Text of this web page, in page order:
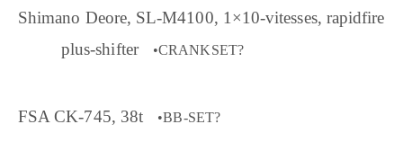
Shimano Deore, SL-M4100, 1×10-vitesses, rapidfire
plus-shifter•CRANKSET?
FSA CK-745, 38t •BB-SET?